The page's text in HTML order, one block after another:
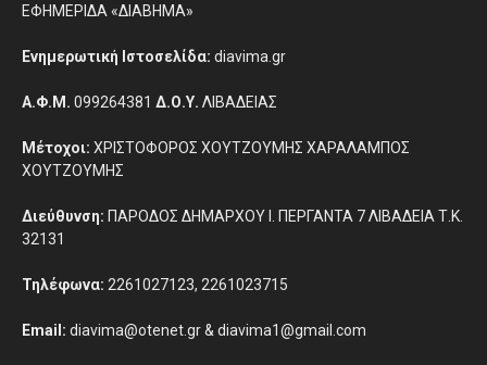
ΕΦΗΜΕΡΙΔΑ «ΔΙΑΒΗΜΑ»
Ενημερωτική Ιστοσελίδα: diavima.gr
Α.Φ.Μ. 099264381 Δ.Ο.Υ. ΛΙΒΑΔΕΙΑΣ
Μέτοχοι: ΧΡΙΣΤΟΦΟΡΟΣ ΧΟΥΤΖΟΥΜΗΣ ΧΑΡΑΛΑΜΠΟΣ
ΧΟΥΤΖΟΥΜΗΣ
Διεύθυνση: ΠΑΡΟΔΟΣ ΔΗΜΑΡΧΟΥ Ι. ΠΕΡΓΑΝΤΑ 7 ΛΙΒΑΔΕΙΑ Τ.Κ.
32131
Τηλέφωνα: 2261027123, 2261023715
Email: diavima@otenet.gr & diavima1@gmail.com